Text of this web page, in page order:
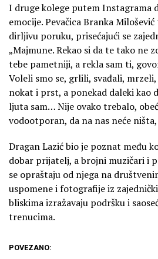
I druge kolege putem Instagrama
emocije. Pevačica Branka
dirljivu poruku, prisećajući se
„Majmune. Rekao si da te tako ne
tebe pametniji, a rekla sam ti,
Voleli smo se, grlili, svađali,
nokat i prst, a ponekad daleki kao
ljuta sam… Nije ovako trebalo,
vodootporan, da na nas neće
Dragan Lazić bio je poznat među
dobar prijatelj, a brojni muzičari i
se opraštaju od njega na
uspomene i fotografije iz
bliskima izražavaju podršku i
trenucima.
POVEZANO: